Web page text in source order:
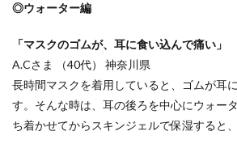
◎ウォーター編
「マスクのゴムが、耳に食い込んで痛い」
A.Cさま （40代） 神奈川県
長時間マスクを着用していると、ゴムが耳
す。そんな時は、耳の後ろを中心にウォー
ち着かせてからスキンジェルで保湿すると